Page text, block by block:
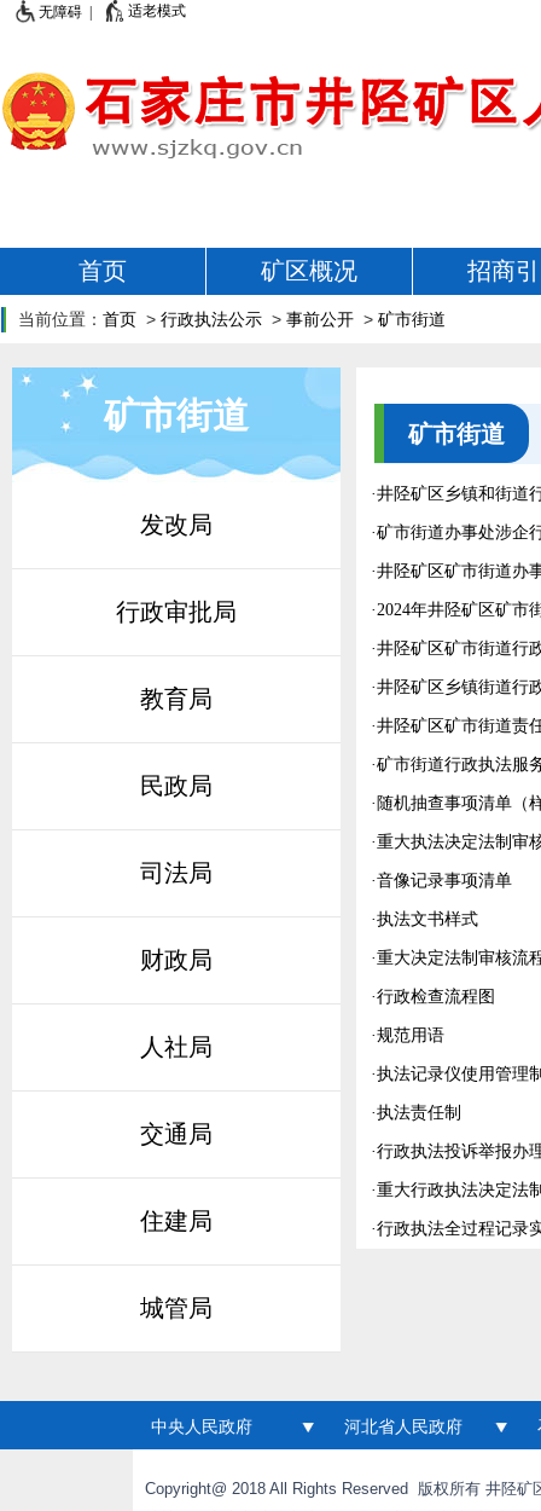
无障碍 | 适老模式
首页 矿区概况 招商
当前位置： 首页 > 行政执法公示 > 事前公开 > 矿市街道
矿市街道
发改局
行政审批局
教育局
民政局
司法局
财政局
人社局
交通局
住建局
城管局
矿市街道
·井陉矿区乡镇和街道
·矿市街道办事处涉企
·井陉矿区矿市街道办
·2024年井陉矿区矿市
·井陉矿区矿市街道行
·井陉矿区乡镇街道行
·井陉矿区矿市街道责
·矿市街道行政执法服
· 随机抽查事项清单（
·重大执法决定法制审
·音像记录事项清单
·执法文书样式
·重大决定法制审核流
·行政检查流程图
·规范用语
·执法记录仪使用管理
·执法责任制
·行政执法投诉举报办
·重大行政执法决定法
·行政执法全过程记录